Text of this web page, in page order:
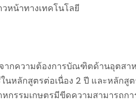
หน้าทางเทคโนโลยี
ากความต้องการบัณฑิตด้านอุตสา
นหลักสูตรต่อเนื่อง 2 ปี และหลักสู
กรรมเกษตรมีขีดความสามารถก